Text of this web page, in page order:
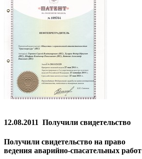
12.08.2011 Получили свидетельство
Получили свидетельство на право
ведения аварийно-спасательных работ